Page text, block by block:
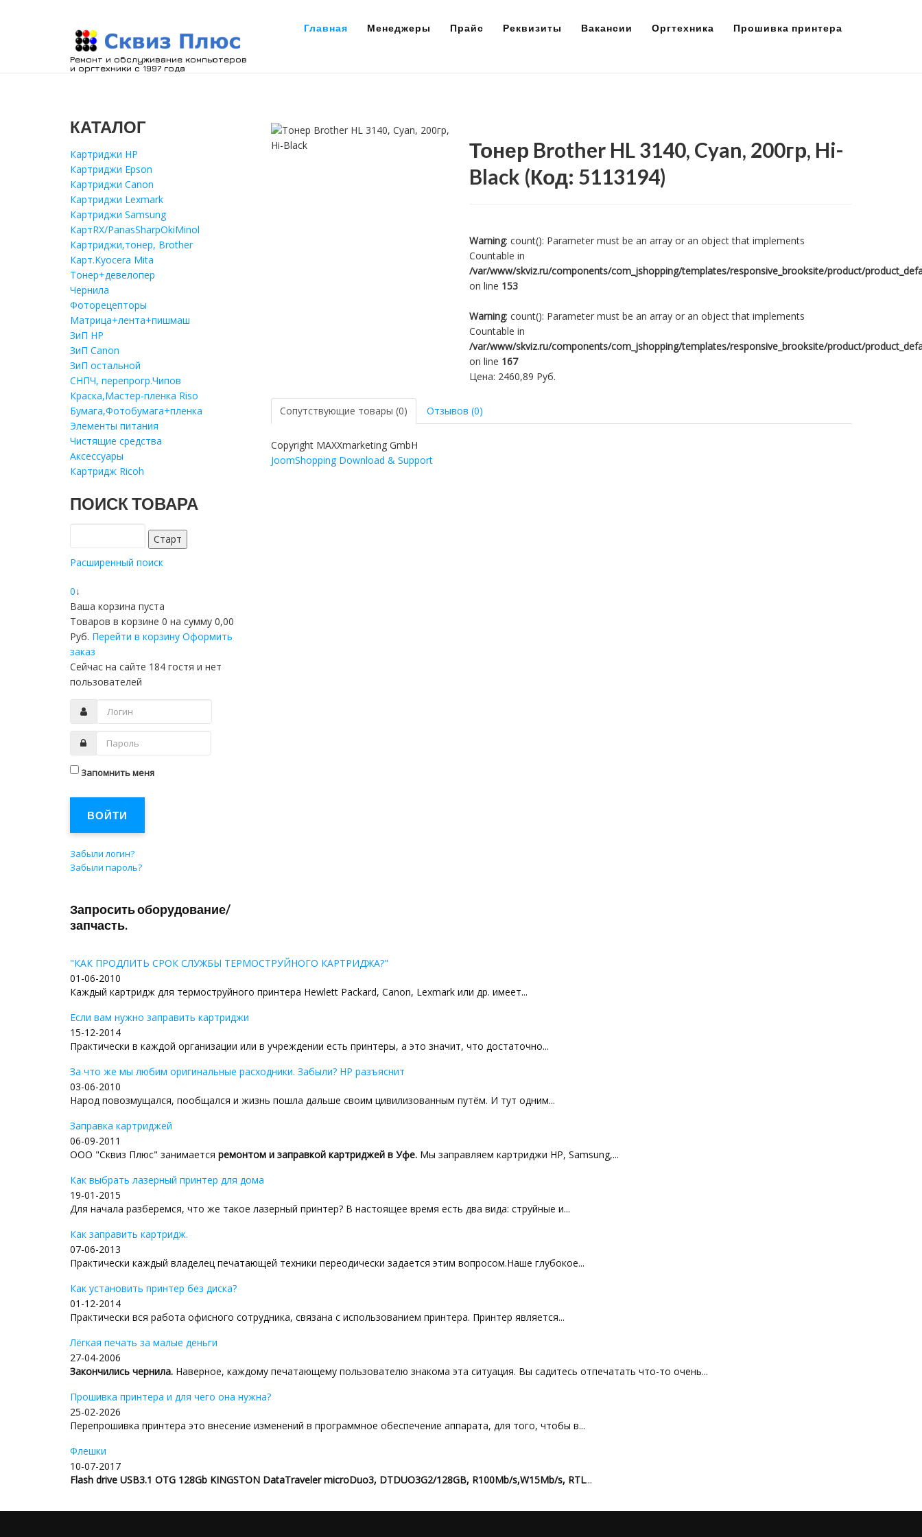
Ремонт и обслуживание компьютеров
и оргтехники с 1997 года
Главная Менеджеры Прайс Реквизиты Вакансии Оргтехника Прошивка принтера
КАТАЛОГ
Картриджи HP
Картриджи Epson
Картриджи Canon
Картриджи Lexmark
Картриджи Samsung
КартRX/PanasSharpOkiMinol
Картриджи,тонер, Brother
Карт.Kyocera Mita
Тонер+девелопер
Чернила
Фоторецепторы
Матрица+лента+пишмаш
ЗиП HP
ЗиП Саnon
ЗиП остальной
СНПЧ, перепрогр.Чипов
Краска,Мастер-пленка Riso
Бумага,Фотобумага+пленка
Элементы питания
Чистящие средства
Аксессуары
Картридж Ricoh
ПОИСК ТОВАРА
Расширенный поиск
0↓
Ваша корзина пуста
Товаров в корзине 0 на сумму 0,00
Руб. Перейти в корзину Оформить
заказ
Сейчас на сайте 184 гостя и нет
пользователей
Запомнить меня
ВОЙТИ
Забыли логин?
Забыли пароль?
Запросить оборудование/
запчасть.
Тонер Brother HL 3140, Cyan, 200гр, Hi-
Black (Код: 5113194)
Warning: count(): Parameter must be an array or an object that implements
Countable in
/var/www/skviz.ru/components/com_jshopping/templates/responsive_brooksite/product/
on line 153
Warning: count(): Parameter must be an array or an object that implements
Countable in
/var/www/skviz.ru/components/com_jshopping/templates/responsive_brooksite/product/
on line 167
Цена: 2460,89 Руб.
Сопутствующие товары (0) Отзывов (0)
Copyright MAXXmarketing GmbH
JoomShopping Download & Support
"КАК ПРОДЛИТЬ СРОК СЛУЖБЫ ТЕРМОСТРУЙНОГО КАРТРИДЖА?"
01-06-2010
Каждый картридж для термоструйного принтера Hewlett Packard, Canon, Lexmark или др. имеет...
Если вам нужно заправить картриджи
15-12-2014
Практически в каждой организации или в учреждении есть принтеры, а это значит, что достаточно...
За что же мы любим оригинальные расходники. Забыли? HP разъяснит
03-06-2010
Народ повозмущался, пообщался и жизнь пошла дальше своим цивилизованным путём. И тут одним...
Заправка картриджей
06-09-2011
ООО "Сквиз Плюс" занимается ремонтом и заправкой картриджей в Уфе. Мы заправляем картриджи HP, Samsung,...
Как выбрать лазерный принтер для дома
19-01-2015
Для начала разберемся, что же такое лазерный принтер? В настоящее время есть два вида: струйные и...
Как заправить картридж.
07-06-2013
Практически каждый владелец печатающей техники переодически задается этим вопросом.Наше глубокое...
Как установить принтер без диска?
01-12-2014
Практически вся работа офисного сотрудника, связана с использованием принтера. Принтер является...
Лёгкая печать за малые деньги
27-04-2006
Закончились чернила. Наверное, каждому печатающему пользователю знакома эта ситуация. Вы садитесь отпечатать что-то очень...
Прошивка принтера и для чего она нужна?
25-02-2026
Перепрошивка принтера это внесение изменений в программное обеспечение аппарата, для того, чтобы в...
Флешки
10-07-2017
Flash drive USB3.1 OTG 128Gb KINGSTON DataTraveler microDuo3, DTDUO3G2/128GB, R100Mb/s,W15Mb/s, RTL...